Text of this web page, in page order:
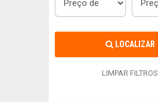
LOCALIZAR
LIMPAR FILTROS